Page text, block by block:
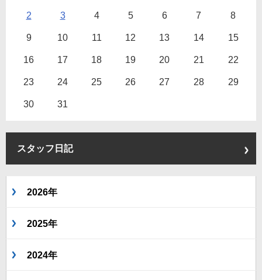
2 3 4 5 6 7 8
9 10 11 12 13 14 15
16 17 18 19 20 21 22
23 24 25 26 27 28 29
30 31
スタッフ日記
2026年
2025年
2024年